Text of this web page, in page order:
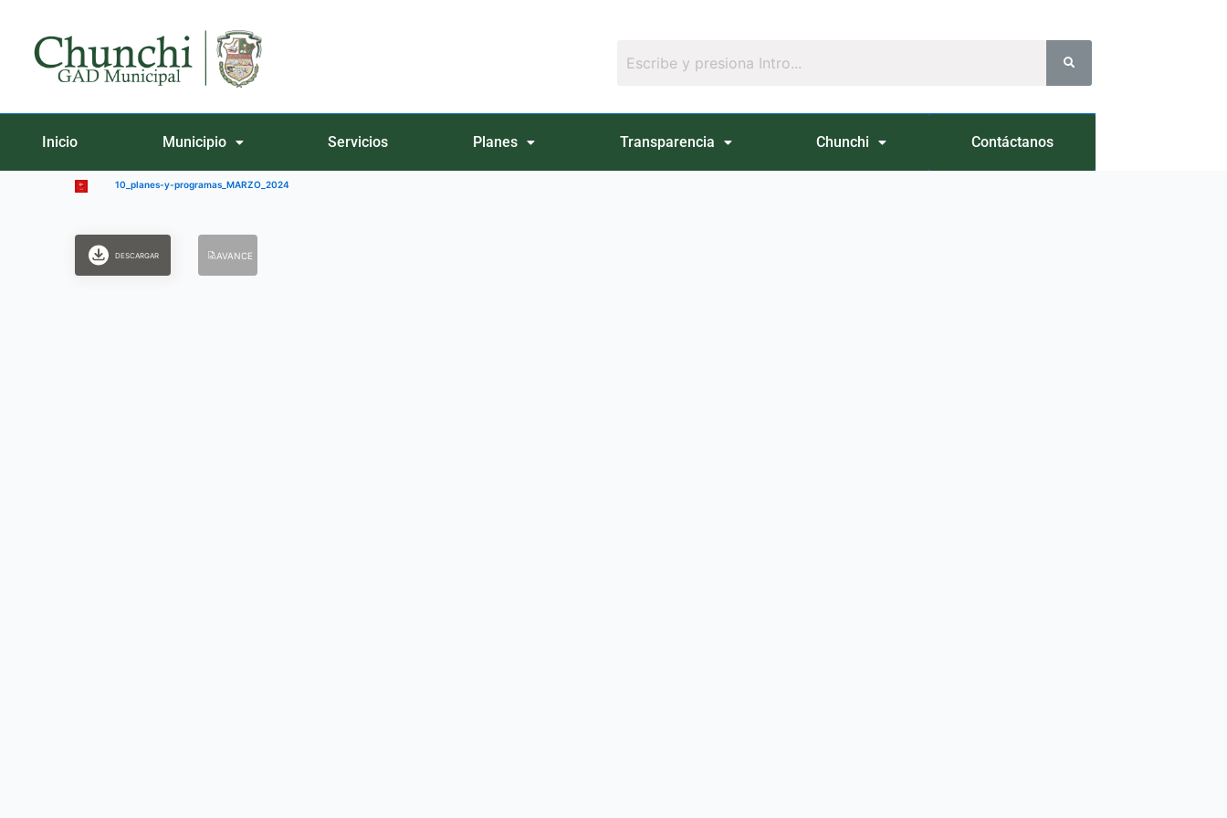
contenido
Inicio Municipio Servicios Planes Transparencia Chunchi Contáctanos
10_planes-y-programas_MARZO_2024
DESCARGAR AVANCE